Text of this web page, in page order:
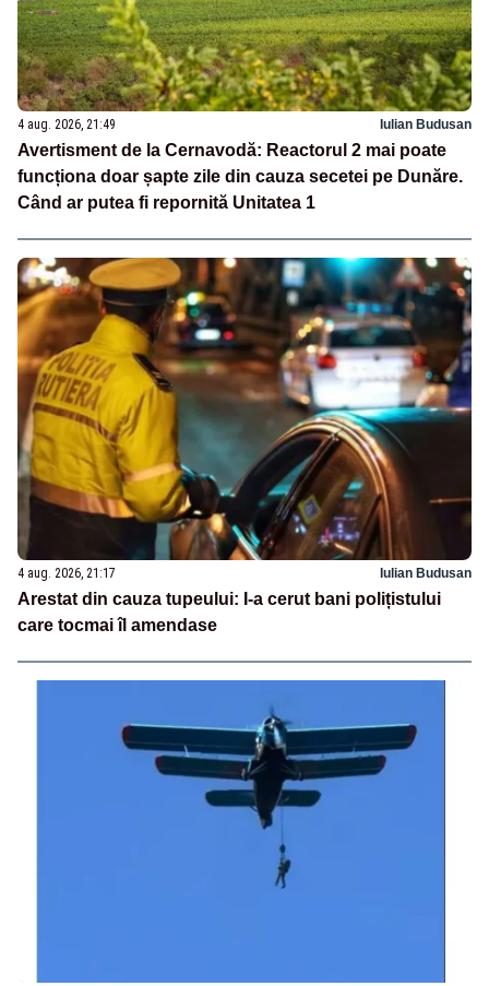
4 aug. 2026, 21:49 Iulian Budusan
Avertisment de la Cernavodă: Reactorul 2 mai poate
funcționa doar șapte zile din cauza secetei pe Dunăre.
Când ar putea fi repornită Unitatea 1
4 aug. 2026, 21:17 Iulian Budusan
Arestat din cauza tupeului: I-a cerut bani polițistului
care tocmai îl amendase